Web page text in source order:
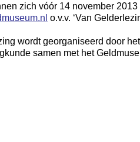
zich vóór 14 november
o.v.v. ‘Van
wordt georganiseerd door
samen met het